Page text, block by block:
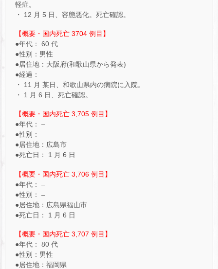
軽症。
・ 12 月 5 日、容態悪化。死亡確認。
【概要・国内死亡 3704 例目】
●年代： 60 代
●性別：男性
●居住地：大阪府(和歌山県から発表)
●経過：
・ 11 月 某日、和歌山県内の病院に入院。
・ 1 月 6 日、死亡確認。
【概要・国内死亡 3,705 例目】
●年代： –
●性別： –
●居住地：広島市
●死亡日： 1 月 6 日
【概要・国内死亡 3,706 例目】
●年代： –
●性別： –
●居住地：広島県福山市
●死亡日： 1 月 6 日
【概要・国内死亡 3,707 例目】
●年代： 80 代
●性別：男性
●居住地：福岡県